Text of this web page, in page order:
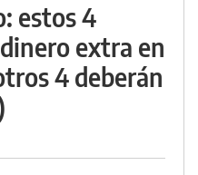
estos 4
extra en
4 deberán